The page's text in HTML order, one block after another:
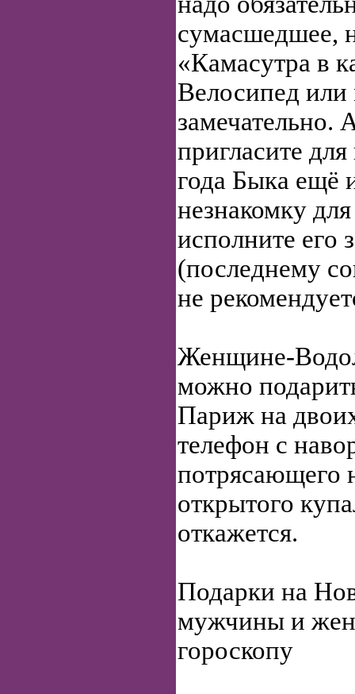
сумасшедшее,
«Камасутра в
Велосипед
пригласите
года Быка ещё
незнакомку
исполните его
(последнему
не
Женщине-
можно
Париж на
телефон с
потрясающего
открытого
откажется.
Подарки на
мужчины и
гороскопу